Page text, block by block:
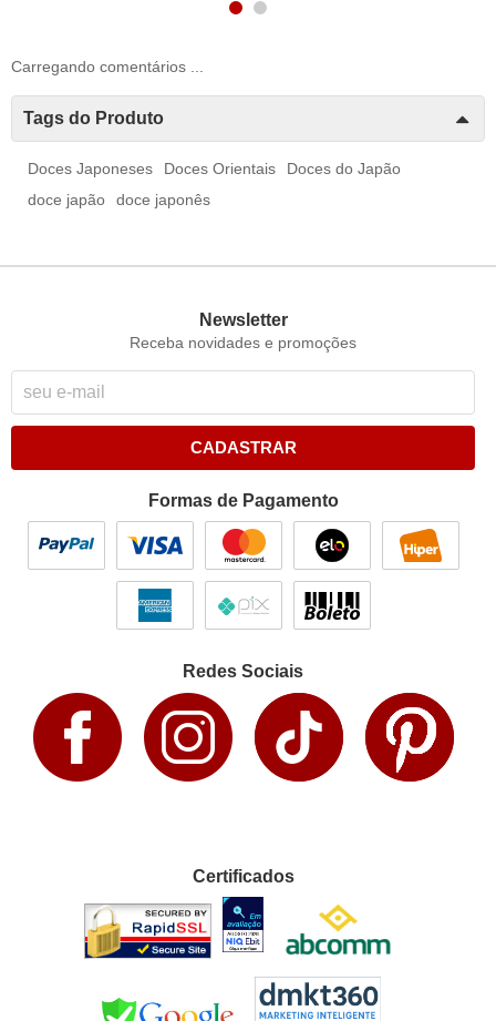
Carregando comentários ...
Tags do Produto
Doces Japoneses Doces Orientais
Doces do Japão
doce japão
doce japonês
Newsletter
Receba novidades e promoções
CADASTRAR
Formas de Pagamento
Redes Sociais
Certificados